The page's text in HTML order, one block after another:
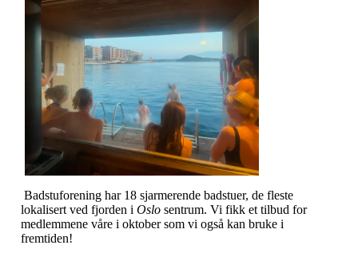
Badstuforening har 18 sjarmerende badstuer, de fleste
lokalisert ved fjorden i Oslo sentrum. Vi fikk et tilbud for
medlemmene våre i oktober som vi også kan bruke i
fremtiden!